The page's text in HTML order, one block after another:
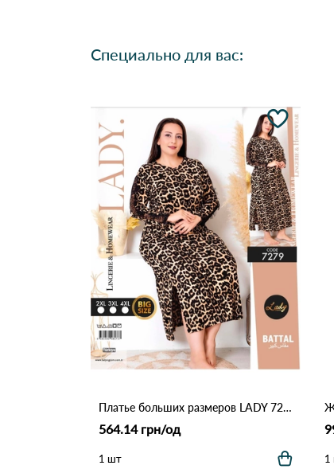
Специально для вас:
Платье больших размеров LADY 7279 Леопардовый
564.14 грн/од
1 шт 1